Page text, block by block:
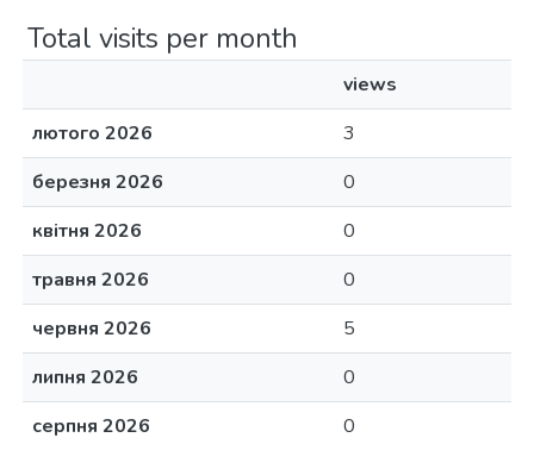
Total visits per month
views
лютого 2026
3
березня 2026
0
квітня 2026
0
травня 2026
0
червня 2026
5
липня 2026
0
серпня 2026
0